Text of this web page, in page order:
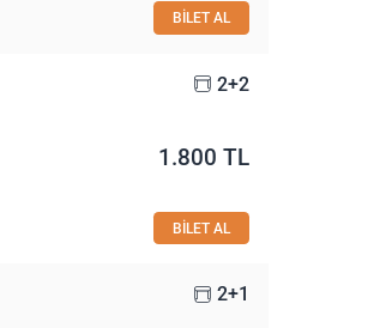
BİLET AL
2+2
1.800 TL
BİLET AL
2+1